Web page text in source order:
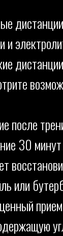
и
после
30
или